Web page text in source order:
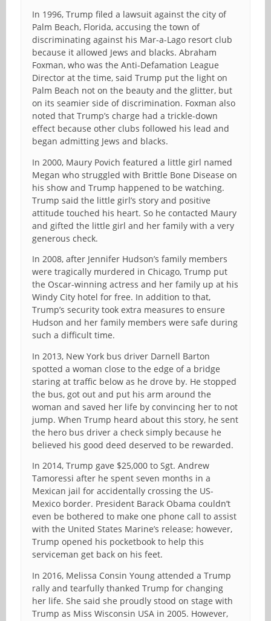
In 1996, Trump filed a lawsuit against the city of
Palm Beach, Florida, accusing the town of
discriminating against his Mar-a-Lago resort club
because it allowed Jews and blacks. Abraham
Foxman, who was the Anti-Defamation League
Director at the time, said Trump put the light on
Palm Beach not on the beauty and the glitter, but
on its seamier side of discrimination. Foxman also
noted that Trump’s charge had a trickle-down
effect because other clubs followed his lead and
began admitting Jews and blacks.
In 2000, Maury Povich featured a little girl named
Megan who struggled with Brittle Bone Disease on
his show and Trump happened to be watching.
Trump said the little girl’s story and positive
attitude touched his heart. So he contacted Maury
and gifted the little girl and her family with a very
generous check.
In 2008, after Jennifer Hudson’s family members
were tragically murdered in Chicago, Trump put
the Oscar-winning actress and her family up at his
Windy City hotel for free. In addition to that,
Trump’s security took extra measures to ensure
Hudson and her family members were safe during
such a difficult time.
In 2013, New York bus driver Darnell Barton
spotted a woman close to the edge of a bridge
staring at traffic below as he drove by. He stopped
the bus, got out and put his arm around the
woman and saved her life by convincing her to not
jump. When Trump heard about this story, he sent
the hero bus driver a check simply because he
believed his good deed deserved to be rewarded.
In 2014, Trump gave $25,000 to Sgt. Andrew
Tamoressi after he spent seven months in a
Mexican jail for accidentally crossing the US-
Mexico border. President Barack Obama couldn’t
even be bothered to make one phone call to assist
with the United States Marine’s release; however,
Trump opened his pocketbook to help this
serviceman get back on his feet.
In 2016, Melissa Consin Young attended a Trump
rally and tearfully thanked Trump for changing
her life. She said she proudly stood on stage with
Trump as Miss Wisconsin USA in 2005. However,